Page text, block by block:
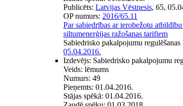
Publicēts: Latvijas Vēstnesis, 65,
OP numurs: 2016/65.11
Par sabiedrības ar ierobežotu
siltumenerģijas ražošanas tarifiem
Sabiedrisko pakalpojumu
05.04.2016.
Izdevējs: Sabiedrisko pakalpojumu
Veids: lēmums
Numurs: 49
Pieņemts: 01.04.2016.
Stājas spēkā: 01.04.2016.